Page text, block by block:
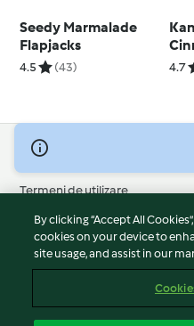
Seedy Marmalade
Flapjacks
4.5 (43) 4.7
© Drepturile de autor 2026
Termeni de utilizare
Politica privind
Declarație de neasumare a
Mențiune
Raportați conținut
By clicking “Accept All
cookies on your device to
site usage, and assist in our